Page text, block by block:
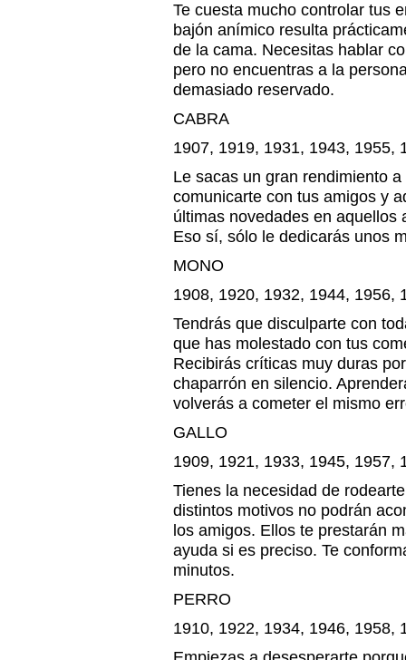
Te cuesta mucho controlar tus
bajón anímico resulta
de la cama. Necesitas hablar
pero no encuentras a la
demasiado reservado.
CABRA
1907, 1919, 1931, 1943, 1955,
Le sacas un gran rendimiento
comunicarte con tus amigos y
últimas novedades en aquellos
Eso sí, sólo le dedicarás unos
MONO
1908, 1920, 1932, 1944, 1956,
Tendrás que disculparte con
que has molestado con tus
Recibirás críticas muy duras
chaparrón en silencio.
volverás a cometer el mismo
GALLO
1909, 1921, 1933, 1945, 1957,
Tienes la necesidad de
distintos motivos no podrán
los amigos. Ellos te prestarán
ayuda si es preciso. Te
minutos.
PERRO
1910, 1922, 1934, 1946, 1958,